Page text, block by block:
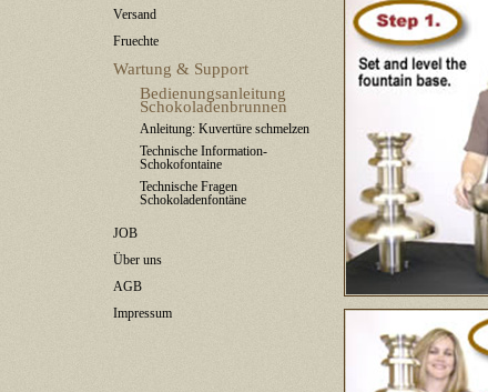
Versand
Fruechte
Wartung & Support
Bedienungsanleitung
Schokoladenbrunnen
Anleitung: Kuvertüre schmelzen
Technische Information-
Schokofontaine
Technische Fragen
Schokoladenfontäne
JOB
Über uns
AGB
Impressum